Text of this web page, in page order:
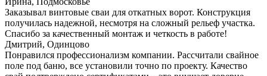
Заказывал винтовые сваи для откатных ворот. Конструкция
получилась надежной, несмотря на сложный рельеф участка.
Спасибо за качественный монтаж и четкость в работе!
Дмитрий, Одинцово
Понравился профессионализм компании. Рассчитали свайное
поле под баню, все установили точно по проекту. Качество